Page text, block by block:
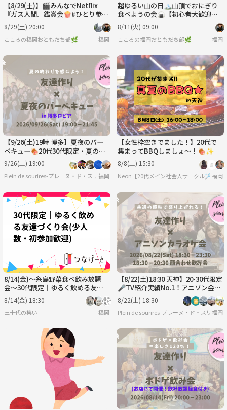
【8/29(土)】🎬みんなでNetflix
『ガス人間』鑑賞会🍿#ひとり参加
大歓迎 #お友達づくり
8/29(土) 20:00
こころの福岡おともだち部🌿 福岡
超ゆるい山の日🏔山頂でおにぎり
食べようの会🍙【初心者大歓迎
🔰】【おひとり様参加OK❣️】【友
だち作り】
8/11(火) 09:00
こころの福岡おともだち部🌿 福岡
【9/26(土)19時 博多】夏夜のバー
ベキュー🍖20代30代限定・夏の友
達づくり/満席続出！
9/26(土) 19:00
Plein de sourires-プレーヌ・ド・スリール-【20代/30代の社会人友達作りサークル】
福岡
【女性枠空きでました！】20代で
集まってBBQしましょ〜！🍖✨
8/8(土) 15:30
Neon【20代メイン社会人サークル🏸】福岡
8/14(金)〜糸島野菜食べ飲み放題
会〜30代限定｜ゆるく飲める友達
づくり会🥦(少人数・初参加歓迎)
8/14(金) 18:30
三十代の集い 福岡
【8/22(土)18:30 天神】20-30代限定
🎤TV紹介実績No.1！アニソン会で
友達作り／聴き専可！
8/22(土) 18:30
Plein de sourires-プレーヌ・ド・スリール
福岡